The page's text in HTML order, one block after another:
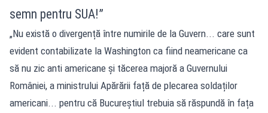
semn pentru SUA!”
„Nu există o divergență între numirile de la Guvern... care sunt
evident contabilizate la Washington ca fiind neamericane ca
să nu zic anti americane și tăcerea majoră a Guvernului
României, a ministrului Apărării față de plecarea soldaților
americani... pentru că Bucureștiul trebuia să răspundă în fața